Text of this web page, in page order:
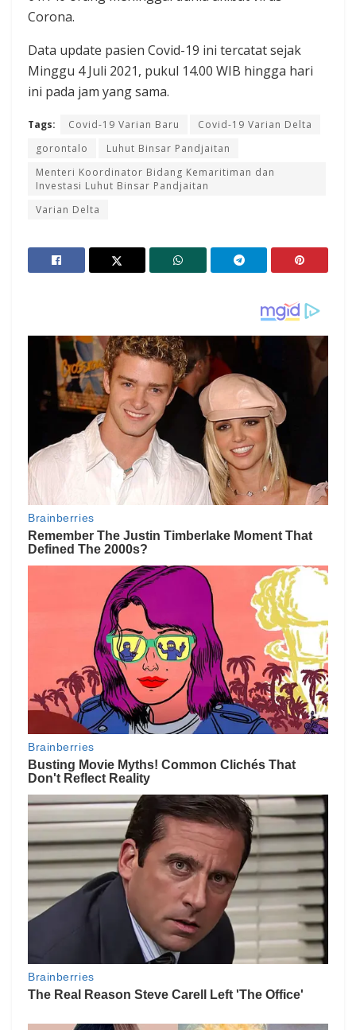
Corona.
Data update pasien Covid-19 ini tercatat sejak
Minggu 4 Juli 2021, pukul 14.00 WIB hingga hari
ini pada jam yang sama.
Tags: Covid-19 Varian Baru
Covid-19 Varian Delta
gorontalo
Luhut Binsar Pandjaitan
Menteri Koordinator Bidang Kemaritiman dan
Investasi Luhut Binsar Pandjaitan
Varian Delta